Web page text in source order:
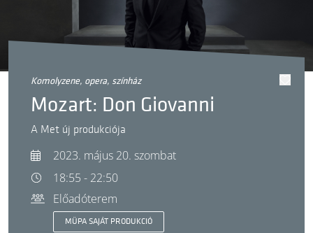
komolyzene, opera, színház
Mozart: Don Giovanni
A Met új produkciója
2023. május 20. szombat
18:55 - 22:50
Előadóterem
MÜPA SAJÁT PRODUKCIÓ